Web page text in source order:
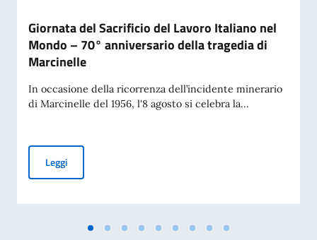
Giornata del Sacrificio del Lavoro Italiano nel
Mondo – 70° anniversario della tragedia di
Marcinelle
In occasione della ricorrenza dell’incidente minerario
di Marcinelle del 1956, l'8 agosto si celebra la...
LeggiGiornata del Sacrificio del Lavoro Italiano nel Mondo –